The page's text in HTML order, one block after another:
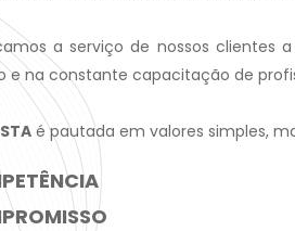
a serviço de nossos clientes a
e na constante capacitação de
é pautada em valores simples,